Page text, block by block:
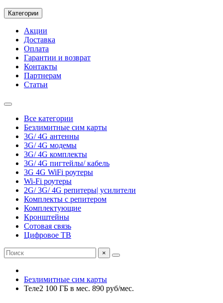
Категории
Акции
Доставка
Оплата
Гарантии и возврат
Контакты
Партнерам
Статьи
Все категории
Безлимитные сим карты
3G/ 4G антенны
3G/ 4G модемы
3G/ 4G комплекты
3G/ 4G пигтейлы/ кабель
3G 4G WiFi роутеры
Wi-Fi роутеры
2G/ 3G/ 4G репитеры| усилители
Комплекты с репитером
Комплектующие
Кронштейны
Сотовая связь
Цифровое ТВ
×
Безлимитные сим карты
Теле2 100 ГБ в мес. 890 руб/мес.